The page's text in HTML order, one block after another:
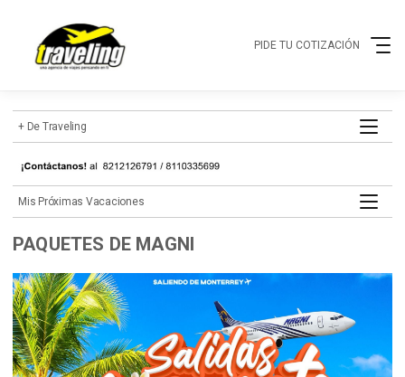
PIDE TU COTIZACIÓN
+ de Traveling
mis próximas vacaciones
PAQUETES DE MAGNI